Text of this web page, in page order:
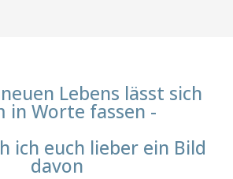
Lebens lässt sich
in Worte fassen -
ich euch lieber ein Bild
davon